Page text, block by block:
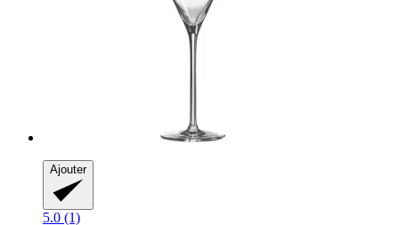
Ajouter
5.0 (1)